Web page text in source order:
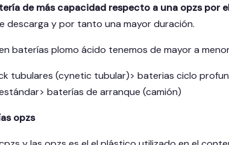
de más capacidad respecto a una opzs por
descarga y por tanto una mayor duración.
baterías plomo ácido tenemos de mayor a
tubulares (cynetic tubular)> baterias ciclo
baterías de arranque (camión)
opzs